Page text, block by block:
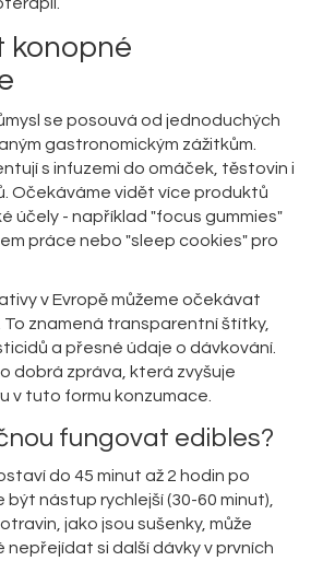
konopné
se posouvá od jednoduchých
gastronomickým zážitkům.
s infuzemi do omáček, těstovin i
Očekáváme vidět více produktů
účely - například "focus gummies"
práce nebo "sleep cookies" pro
v Evropě můžeme očekávat
To znamená transparentní štítky,
a přesné údaje o dávkování.
dobrá zpráva, která zvyšuje
v tuto formu konzumace.
fungovat edibles?
do 45 minut až 2 hodin po
být nástup rychlejší (30-60 minut),
jako jsou sušenky, může
nepřejídat si další dávky v prvních